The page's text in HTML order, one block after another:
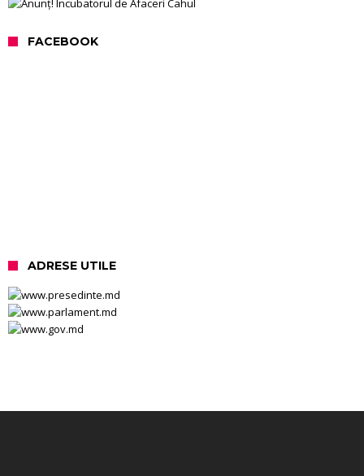
FACEBOOK
ADRESE UTILE